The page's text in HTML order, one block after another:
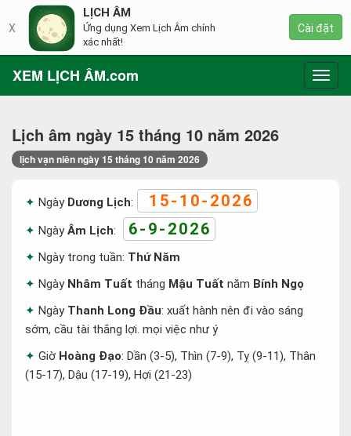
XEM LỊCH ÂM.com
Lịch âm ngày 15 tháng 10 năm 2026
lịch vạn niên ngày 15 tháng 10 năm 2026
Ngày Dương Lịch: 15-10-2026
NgàyÂm Lịch: 6-9-2026
Ngày trong tuần: Thứ Năm
Ngày Nhâm Tuất tháng Mậu Tuất năm Bính Ngọ
Ngày Thanh Long Đầu: xuất hành nên đi vào sáng
sớm, cầu tài thắng lợi. mọi việc như ý
Giờ Hoàng Đạo: Dần (3-5), Thìn (7-9), Tỵ (9-11), Thân
(15-17), Dậu (17-19), Hợi (21-23)
X
LỊCH ÂM
Ứng dụng Xem Lịch Âm chính
xác nhất!
Cài đặt